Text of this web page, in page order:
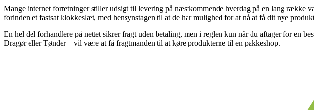
Mange internet forretninger stiller udsigt til levering på næstkommende hverdag på en lang række
forinden et fastsat klokkeslæt, med hensynstagen til at de har mulighed for at nå at få dit nye
En hel del forhandlere på nettet sikrer fragt uden betaling, men i reglen kun når du aftager for en
Dragør eller Tønder – vil være at få fragtmanden til at køre produkterne til en pakkeshop.